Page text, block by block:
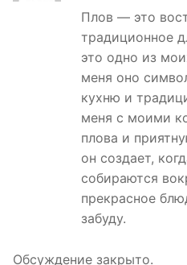
Плов — это
традиционное
это одно из
меня оно
кухню и
меня с моими
плова и
он создает,
собираются
прекрасное
забуду.
Обсуждение закрыто.